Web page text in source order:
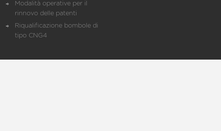
Modalità operative per il
rinnovo delle patenti
Riqualificazione bombole di
tipo CNG4